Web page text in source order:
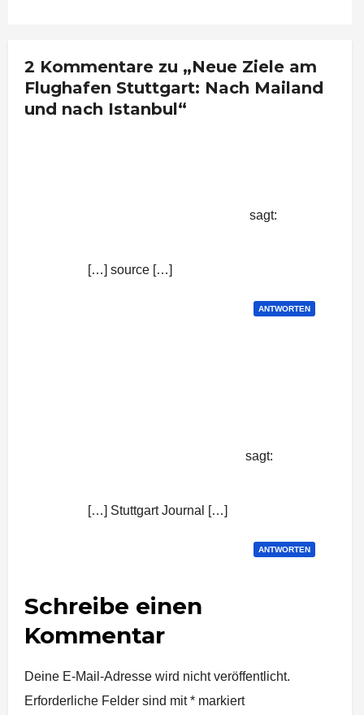
2 Kommentare zu „Neue Ziele am
Flughafen Stuttgart: Nach Mailand
und nach Istanbul“
sagt:
[…] source […]
ANTWORTEN
sagt:
[…] Stuttgart Journal […]
ANTWORTEN
Schreibe einen
Kommentar
Deine E-Mail-Adresse wird nicht veröffentlicht.
Erforderliche Felder sind mit* markiert